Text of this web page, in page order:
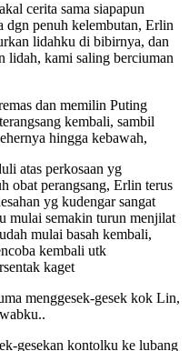
cerita sama siapapun
penuh kelembutan, Erlin
lidahku di bibirnya, dan
lidah, kami saling berciuman
dan memilin Puting
kembali, sambil
hingga kebawah,
atas perkosaan yg
obat perangsang, Erlin terus
yg kudengar sangat
mulai semakin turun menjilat
mulai basah kembali,
kembali utk
kaget
menggesek-gesek kok Lin,
gesekan kontolku ke lubang